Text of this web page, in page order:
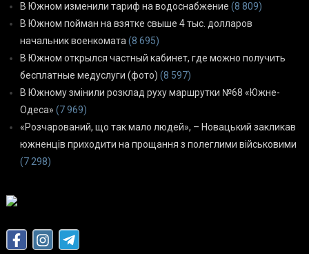
В Южном изменили тариф на водоснабжение (8 809)
В Южном пойман на взятке свыше 4 тыс. долларов
начальник военкомата(8 695)
В Южном открылся частный кабинет, где можно получить
бесплатные медуслуги (фото) (8 597)
В Южному змінили розклад руху маршрутки №68 «Южне-
Одеса» (7 969)
«Розчарований, що так мало людей», – Новацький закликав
южненців приходити на прощання з полеглими військовими
(7 298)